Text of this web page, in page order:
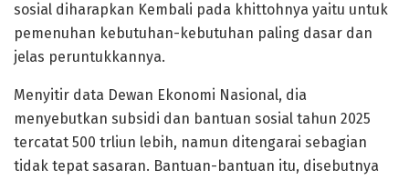
sosial diharapkan Kembali pada khittohnya yaitu untuk
pemenuhan kebutuhan-kebutuhan paling dasar dan
jelas peruntukkannya.
Menyitir data Dewan Ekonomi Nasional, dia
menyebutkan subsidi dan bantuan sosial tahun 2025
tercatat 500 trliun lebih, namun ditengarai sebagian
tidak tepat sasaran. Bantuan-bantuan itu, disebutnya